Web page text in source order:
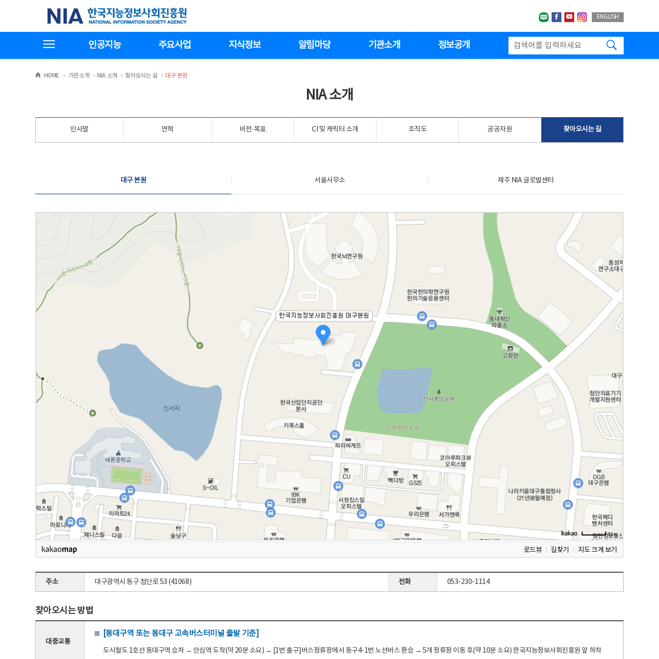
기
한국지능정보사회진흥원
네이버블로그
페이스북
유투브인스타그랩
ENGLISH
인공지능 주요사업 지식정보 알림마당 기관소개 정보공개
HOME >
기관소개 >NIA 소개 >
찾아오시는 길 >
대구 본원
NIA 소개
인사말 연혁 비전·목표 CI 및 캐릭터 소개 조직도 공공자원 찾아오시는 길
대구 본원 서울사무소 제주 NIA 글로벌센터
로드뷰 길찾기 지도 크게 보기
주소 대구광역시 동구 첨단로 53 (41068) 전화 053-230-1114
찾아오시는 방법
대중교통
[동대구역 또는 동대구 고속버스터미널 출발 기준]
도시철도 1호선 동대구역 승차 → 안심역 도착(약 20분 소요) → [1번 출구]버스정류장에서 동구4-1번 노선버스 환승 → 5개 정류장 이동 후(약 10분 소요) 한국지능정보사회진흥원 앞 하차